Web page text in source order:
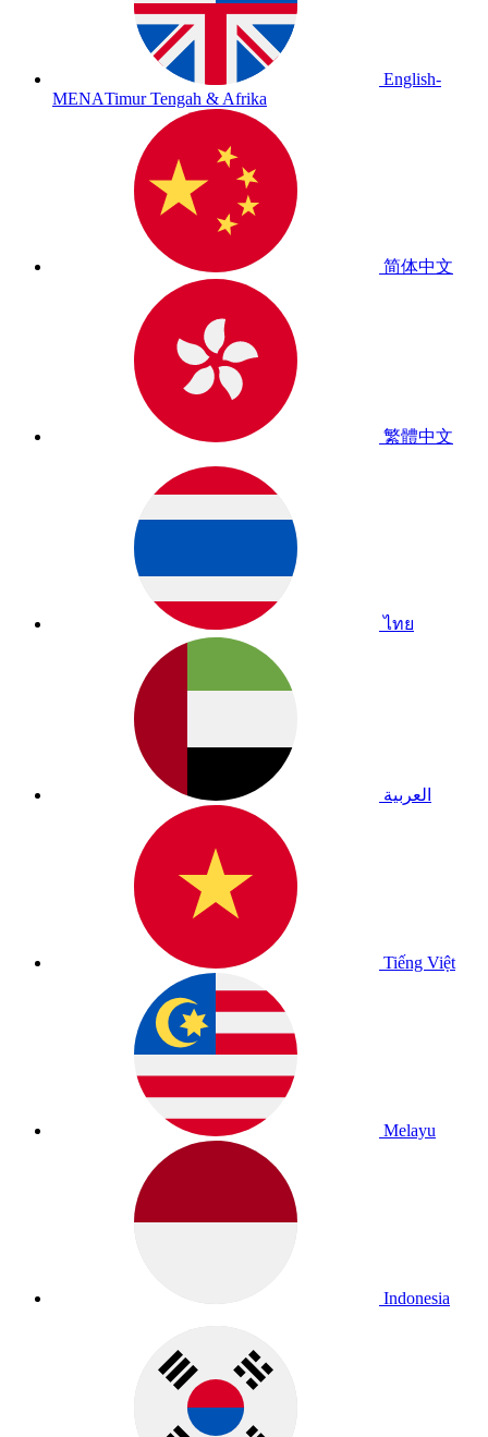
English-
MENATimur Tengah & Afrika
简体中文
繁體中文
ไทย
العربية
Tiếng Việt
Melayu
Indonesia